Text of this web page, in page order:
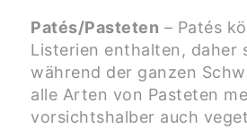
Patés/Pasteten – Patés
Listerien enthalten, daher
während der ganzen
alle Arten von Pasteten
vorsichtshalber auch